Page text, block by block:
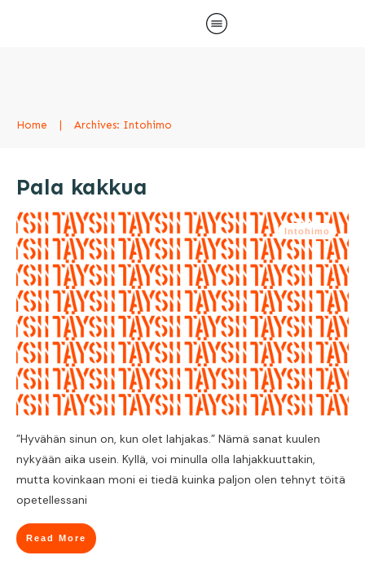
Home | Archives: Intohimo
Pala kakkua
Intohimo
”Hyvähän sinun on, kun olet lahjakas.” Nämä sanat kuulen
nykyään aika usein. Kyllä, voi minulla olla lahjakkuuttakin,
mutta kovinkaan moni ei tiedä kuinka paljon olen tehnyt töitä
opetellessani
Read More